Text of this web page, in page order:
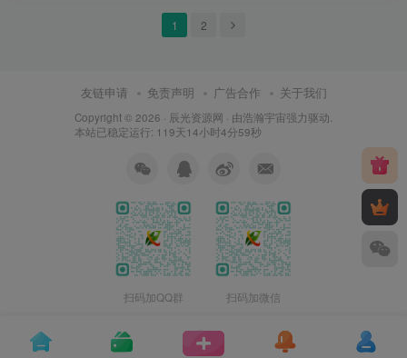
1 2
友链申请 免责声明 广告合作 关于我们
Copyright © 2026 · 辰光资源网 · 由浩瀚宇宙强力驱动.
本站已稳定运行: 119天14小时4分59秒
扫码加QQ群 扫码加微信